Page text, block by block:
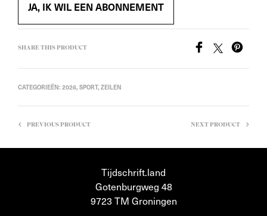
JA, IK WIL EEN ABONNEMENT
SHARE THIS PRODUCT
CATEGORIEËN: 2026, SPORT, ZEILEN
PREVIOUS PRODUCT NEXT PRODUCT
Tijdschrift.land
Gotenburgweg 48
9723 TM Groningen